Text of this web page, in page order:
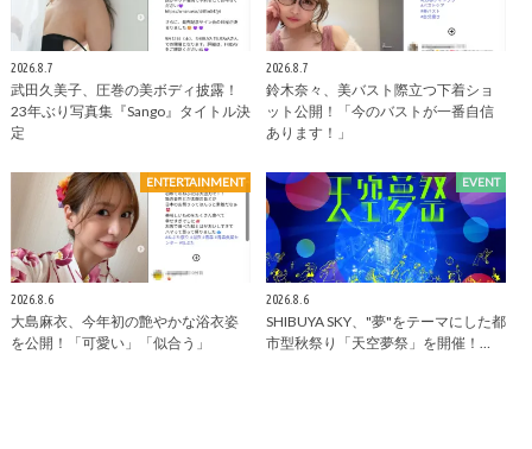
2026.8.7
武田久美子、圧巻の美ボディ披露！
23年ぶり写真集『Sango』タイトル決
定
2026.8.7
鈴木奈々、美バスト際立つ下着ショ
ット公開！「今のバストが一番自信
あります！」
ENTERTAINMENT
2026.8.6
大島麻衣、今年初の艶やかな浴衣姿
を公開！「可愛い」「似合う」
EVENT
2026.8.6
SHIBUYA SKY、"夢"をテーマにした都
市型秋祭り「天空夢祭」を開催！…